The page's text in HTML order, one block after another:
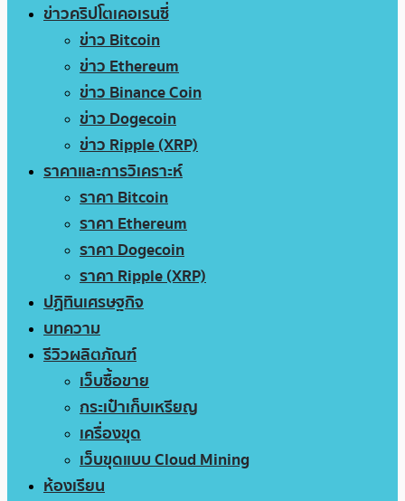
ข่าวคริปโตเคอเรนซี่
ข่าว Bitcoin
ข่าว Ethereum
ข่าว Binance Coin
ข่าว Dogecoin
ข่าว Ripple (XRP)
ราคาและการวิเคราะห์
ราคา Bitcoin
ราคา Ethereum
ราคา Dogecoin
ราคา Ripple (XRP)
ปฏิทินเศรษฐกิจ
บทความ
รีวิวผลิตภัณฑ์
เว็บซื้อขาย
กระเป๋าเก็บเหรียญ
เครื่องขุด
เว็บขุดแบบ Cloud Mining
ห้องเรียน